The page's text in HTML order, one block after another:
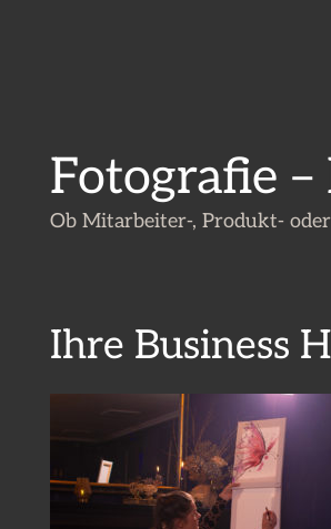
Fotografie –
Ob Mitarbeiter-, Produkt-
Ihre Business